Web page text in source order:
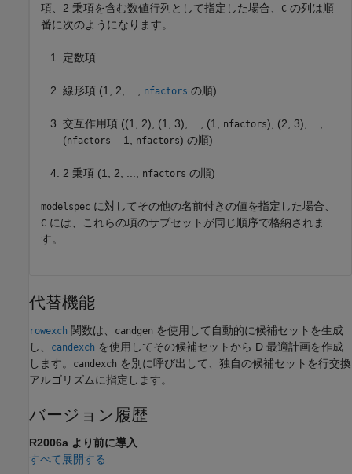
項、2 乗項を含む数値行列として指定した場合、
C の列は順
番に次のようになります。
定数項
線形項 (1, 2, ..., nfactors の順)
交互作用項 ((1, 2), (1, 3), ..., (1, nfactors), (2, 3), ...,
(nfactors – 1, nfactors) の順)
2 乗項 (1, 2, ..., nfactors の順)
modelspec に対してその他の名前付きの値を指定した場合、
C には、これらの項のサブセットが同じ順序で格納されま
す。
代替機能
rowexch 関数は、 candgen を使用して自動的に候補セットを生成
し、
candexch を使用してその候補セットから D 最適計画を作成
します。
candexch を別に呼び出して、独自の候補セットを行交換
アルゴリズムに指定します。
バージョン履歴
R2006a より前に導入
すべて展開する